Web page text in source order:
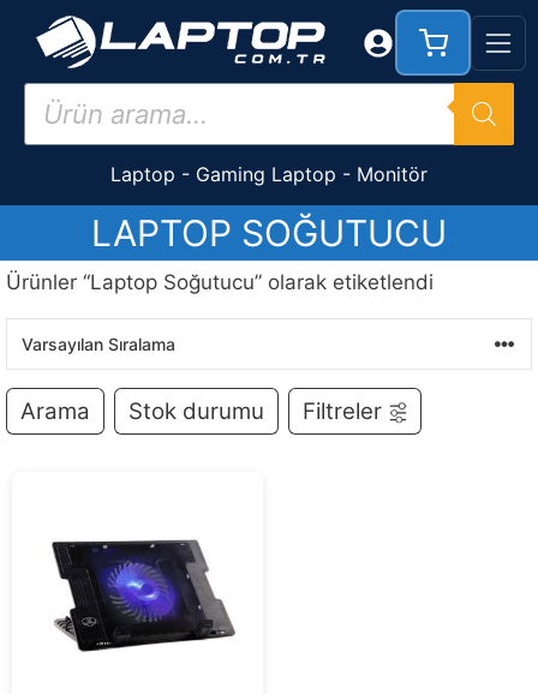
İçeriğe
Products
search
Laptop - Gaming Laptop - Monitör
LAPTOP SOĞUTUCU
Ürünler “Laptop Soğutucu” olarak etiketlendi
Arama Stok durumu Filtreler